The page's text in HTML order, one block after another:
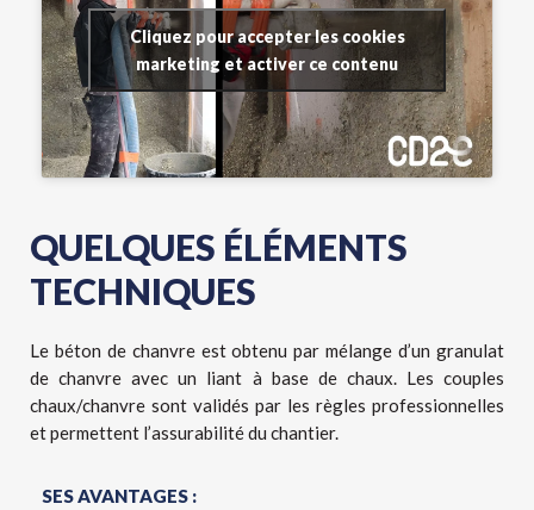
Cliquez pour accepter les cookies
marketing et activer ce contenu
QUELQUES ÉLÉMENTS
TECHNIQUES
Le béton de chanvre est obtenu par mélange d’un granulat
de chanvre avec un liant à base de chaux. Les couples
chaux/chanvre sont validés par les règles professionnelles
et permettent l’assurabilité du chantier.
SES AVANTAGES :